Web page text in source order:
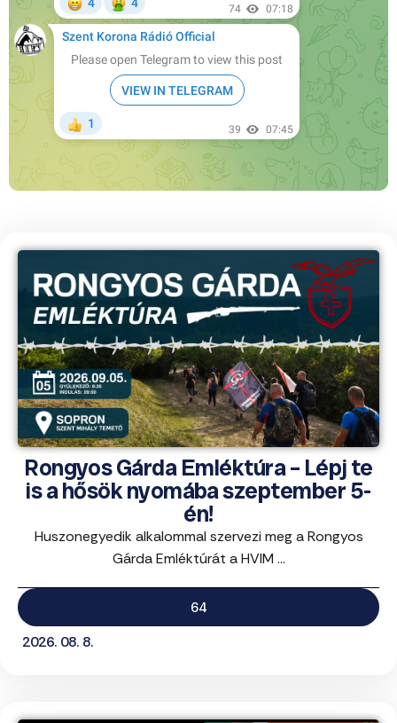
Rongyos Gárda Emléktúra – Lépj te
is a hősök nyomába szeptember 5-
én!
Huszonegyedik alkalommal szervezi meg a Rongyos
Gárda Emléktúrát a HVIM ...
64
2026. 08. 8.